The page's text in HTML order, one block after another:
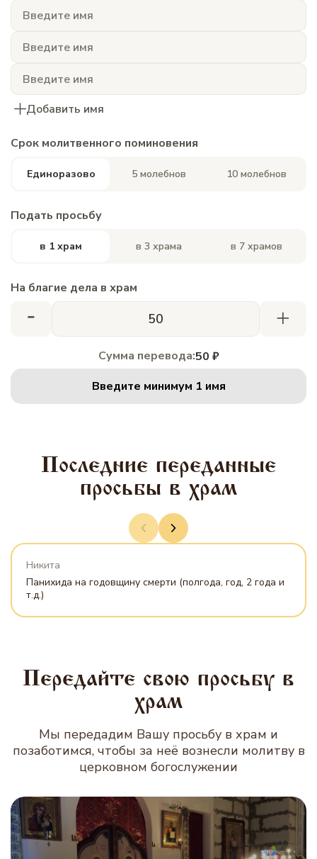
Добавить имя
Срок молитвенного поминовения
Единоразово 5 молебнов 10 молебнов
Подать просьбу
в 1 храм в 3 храма в 7 храмов
На благие дела в храм
- +
Сумма перевода:50 ₽
Введите минимум 1 имя
Последние переданные
просьбы в храм
Никита
Панихида на годовщину смерти (полгода, год, 2 года и
т.д.)
Передайте свою просьбу в
храм
Мы передадим Вашу просьбу в храм и
позаботимся, чтобы за неё вознесли молитву в
церковном богослужении